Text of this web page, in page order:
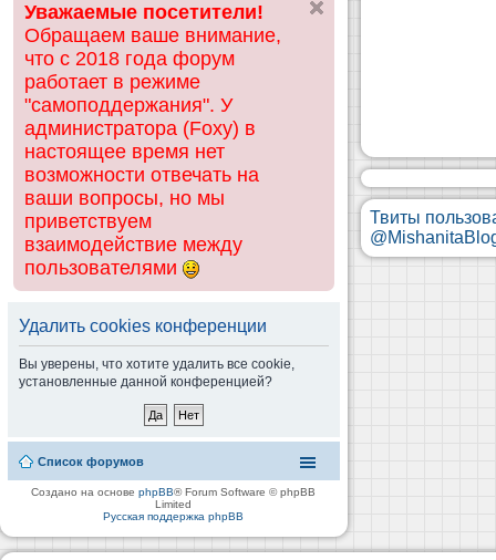
ск
Уважаемые посетители!
Обращаем ваше внимание,
что с 2018 года форум
работает в режиме
"самоподдержания". У
администратора (Foxy) в
настоящее время нет
возможности отвечать на
ваши вопросы, но мы
приветствуем
взаимодействие между
пользователями
Удалить cookies конференции
Вы уверены, что хотите удалить все cookie,
установленные данной конференцией?
Список форумов
Создано на основеphpBB® Forum Software © phpBB
Limited
Русская поддержка phpBB
Твиты